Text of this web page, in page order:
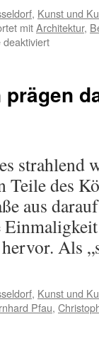
, Kunst und
mitArchitektur,
deaktiviertfür
im
strahlend
Teile des
aus
hervor. Als
, Kunst und
Pfau,